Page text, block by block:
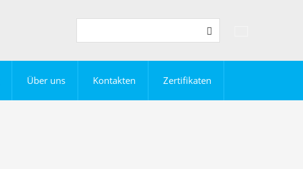
Suche
Über uns Kontakten Zertifikaten